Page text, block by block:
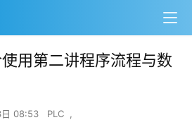
用第二讲程序流程与数
08:53 PLC
,